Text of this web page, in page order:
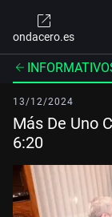
ondacero.es
13/12/2024
Más De Uno
6:20